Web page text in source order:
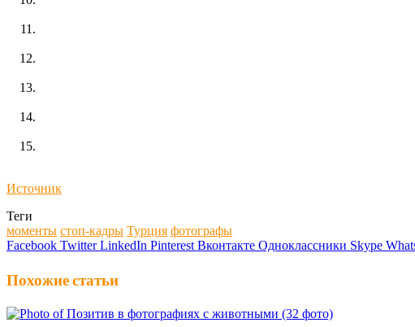
Источник
Теги
моменты стоп-кадры Турция фотографы
Facebook Twitter LinkedIn Pinterest Вконтакте Одноклассники Skype
Похожие статьи